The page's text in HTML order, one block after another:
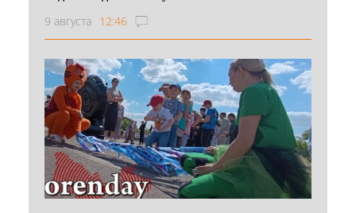
9 августа 12:46